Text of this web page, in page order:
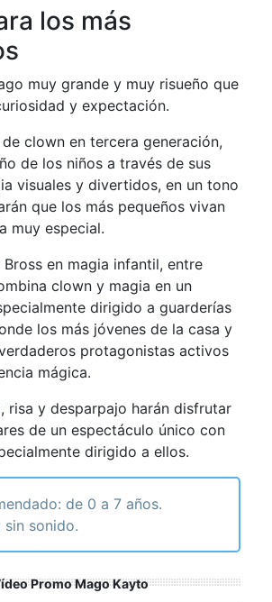
los más
muy grande y muy risueño que
y expectación.
clown en tercera generación,
de los niños a través de sus
visuales y divertidos, en un tono
que los más pequeños vivan
muy especial.
Bross en magia infantil, entre
clown y magia en un
dirigido a guarderías
los más jóvenes de la casa y
protagonistas activos
mágica.
risa y desparpajo harán disfrutar
de un espectáculo único con
dirigido a ellos.
de 0 a 7 años.
sin sonido.
Promo Mago Kayto